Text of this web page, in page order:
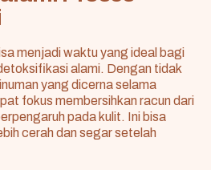
menjadi waktu yang ideal bagi
alami. Dengan tidak
yang dicerna selama
fokus membersihkan racun dari
pada kulit. Ini bisa
cerah dan segar setelah